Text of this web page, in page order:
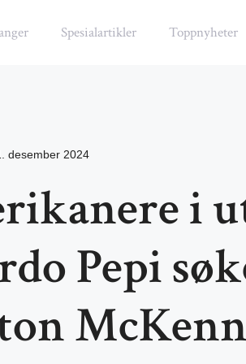
Spesialartikler Toppnyheter
desember 2024
i
Pepi